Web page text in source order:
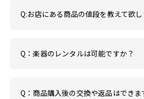
Q:お店にある商品の値段を教えて欲
Q：楽器のレンタルは可能ですか？
Q：商品購入後の交換や返品はできま